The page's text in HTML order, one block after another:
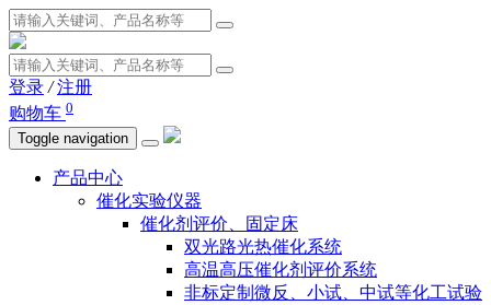
登录 / 注册
购物车 0
Toggle navigation
产品中心
催化实验仪器
催化剂评价、固定床
双光路光热催化系统
高温高压催化剂评价系统
非标定制微反、小试、中试等化工试验